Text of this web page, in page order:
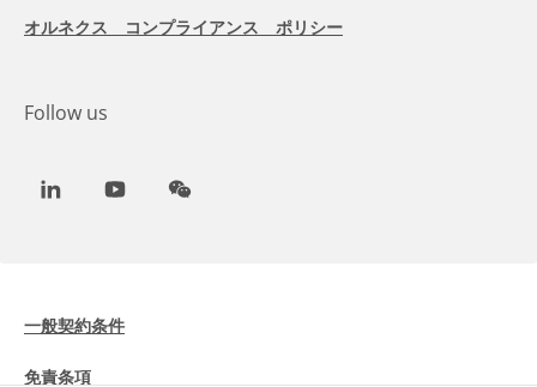
オルネクス コンプライアンス ポリシー
Follow us
LinkedInYoutubeWeChat
一般契約条件
免責条項